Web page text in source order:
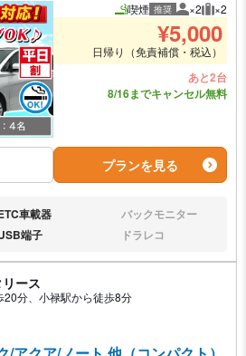
喫煙 推奨 推奨人数
×2 推奨
×2
¥5,000
日帰り（免責補償・税込）
あと2台
8/16までキャンセル無料
プランを見る
: 車載器 なし:バックモニター
: 端子 なし:ドラレコ
ース
20分、小禄駅から徒歩8分